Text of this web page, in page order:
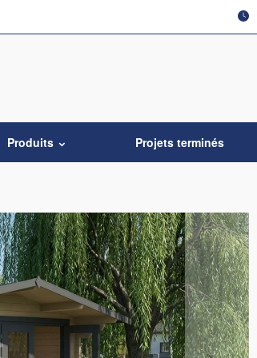
Produits Projets terminés